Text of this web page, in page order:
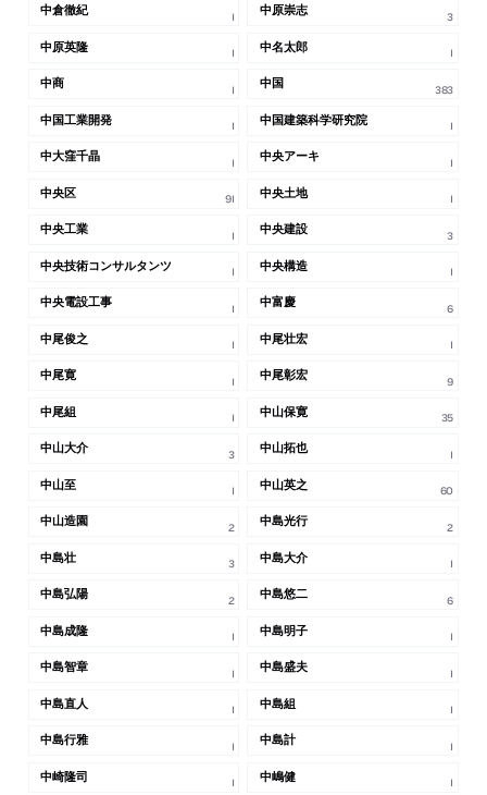
中倉徹紀 1 中原崇志 3
中原英隆 1 中名太郎 1
中商 1 中国 383
中国工業開発 1 中国建築科学研究院 1
中大窪千晶 1 中央アーキ 1
中央区 91 中央土地 1
中央工業 1 中央建設 3
中央技術コンサルタンツ 1 中央構造 1
中央電設工事 1 中富慶 6
中尾俊之 1 中尾壮宏 1
中尾寛 1 中尾彰宏 9
中尾組 1 中山保寛 35
中山大介 3 中山拓也 1
中山至 1 中山英之 60
中山造園 2 中島光行 2
中島壮 3 中島大介 1
中島弘陽 2 中島悠二 6
中島成隆 1 中島明子 1
中島智章 1 中島盛夫 1
中島直人 1 中島組 1
中島行雅 1 中島計 1
中崎隆司 1 中嶋健 1